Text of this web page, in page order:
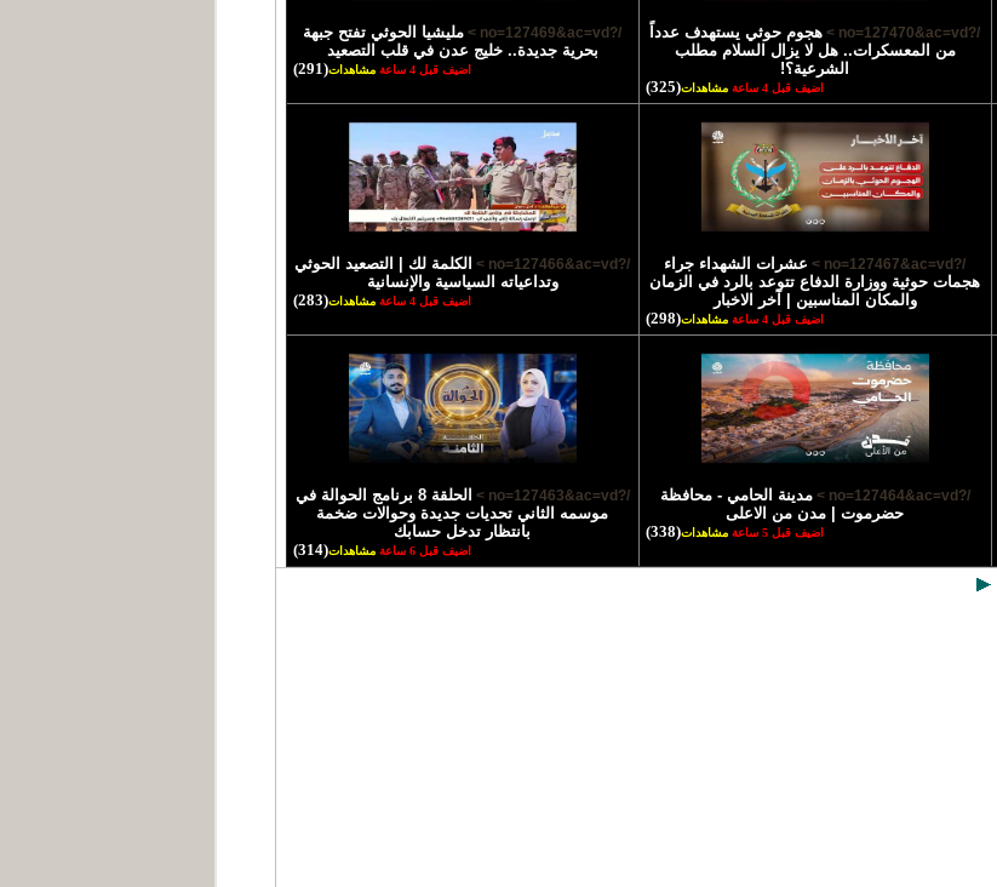
/?no=127470&ac=vd >
هجوم حوثي يستهدف عدداً
من المعسكرات.. هل لا يزال السلام مطلب
الشرعية؟!
اضيف قبل 4 ساعة مشاهدات(325)
/?no=127469&ac=vd >
مليشيا الحوثي تفتح جبهة
بحرية جديدة.. خليج عدن في قلب التصعيد
اضيف قبل 4 ساعة مشاهدات(291)
/?no=127467&ac=vd >
عشرات الشهداء جراء
هجمات حوثية ووزارة الدفاع تتوعد بالرد في الزمان
والمكان المناسبين | آخر الاخبار
اضيف قبل 4 ساعة مشاهدات(298)
/?no=127466&ac=vd >
الكلمة لك | التصعيد الحوثي
وتداعياته السياسية والإنسانية
اضيف قبل 4 ساعة مشاهدات(283)
/?no=127464&ac=vd >
مدينة الحامي - محافظة
حضرموت | مدن من الاعلى
اضيف قبل 5 ساعة مشاهدات(338)
/?no=127463&ac=vd >
الحلقة 8 برنامج الحوالة في
موسمه الثاني تحديات جديدة وحوالات ضخمة
بانتظار تدخل حسابك
اضيف قبل 6 ساعة مشاهدات(314)